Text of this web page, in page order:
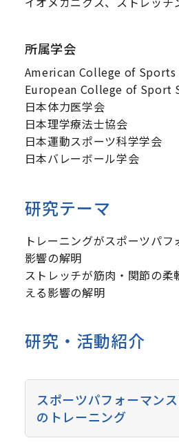
所属学会
American College of
European College of Sport
日本体力医学会
日本理学療法士協会
日本運動スポーツ科学学会
日本バレーボール学会
研究テーマ
トレーニングがスポーツパ
影響の解明
ストレッチが筋肉・関節の柔
える影響の解明
研究・活動紹介
スポーツパフォーマン
のトレーニング